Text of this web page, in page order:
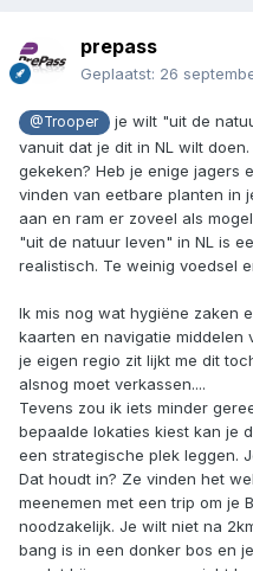
prepass
Geplaatst: 26
@Trooper
je wilt "uit de
vanuit dat je dit in NL wilt
gekeken? Heb je enige jagers
vinden van eetbare planten in
aan en ram er zoveel als
"uit de natuur leven" in NL is
realistisch. Te weinig voedsel
Ik mis nog wat hygiëne zaken
kaarten en navigatie middelen
je eigen regio zit lijkt me dit
alsnog moet verkassen....
Tevens zou ik iets minder
bepaalde lokaties kiest kan je
een strategische plek leggen.
Dat houdt in? Ze vinden het
meenemen met een trip om je
noodzakelijk. Je wilt niet na
bang is in een donker bos en